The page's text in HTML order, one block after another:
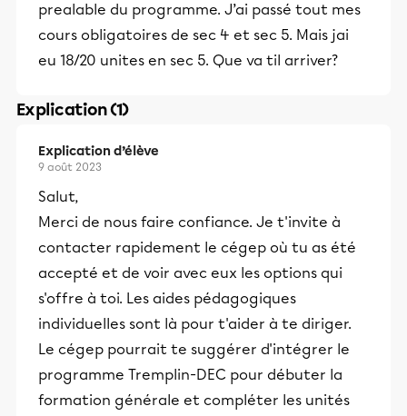
prealable du programme. J’ai passé tout mes
cours obligatoires de sec 4 et sec 5. Mais jai
eu 18/20 unites en sec 5. Que va til arriver?
Explication (1)
Explication d’élève
9 août 2023
Salut,
Merci de nous faire confiance. Je t'invite à
contacter rapidement le cégep où tu as été
accepté et de voir avec eux les options qui
s'offre à toi. Les aides pédagogiques
individuelles sont là pour t'aider à te diriger.
Le cégep pourrait te suggérer d'intégrer le
programme Tremplin-DEC pour débuter la
formation générale et compléter les unités